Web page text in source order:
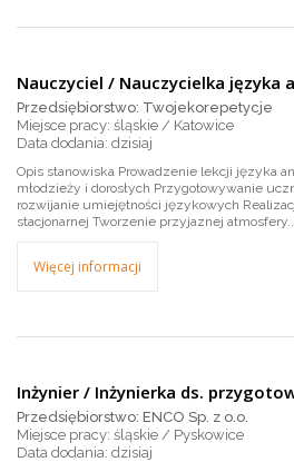
Nauczyciel / Nauczycielka języka
Przedsiębiorstwo: Twojekorepetycje
Miejsce pracy: śląskie / Katowice
dzisiaj
Opis stanowiska Prowadzenie lekcji języka
młodzieży i dorosłych Przygotowywanie
rozwijanie umiejętności językowych
stacjonarnej Tworzenie przyjaznej
Więcej informacji
Inżynier / Inżynierka ds.
Przedsiębiorstwo: ENCO Sp. z o.o.
Miejsce pracy: śląskie / Pyskowice
dzisiaj